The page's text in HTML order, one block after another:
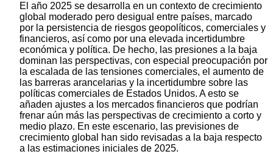
El año 2025 se desarrolla en un contexto de crecimiento
global moderado pero desigual entre países, marcado
por la persistencia de riesgos geopolíticos, comerciales y
financieros, así como por una elevada incertidumbre
económica y política. De hecho, las presiones a la baja
dominan las perspectivas, con especial preocupación por
la escalada de las tensiones comerciales, el aumento de
las barreras arancelarias y la incertidumbre sobre las
políticas comerciales de Estados Unidos. A esto se
añaden ajustes a los mercados financieros que podrían
frenar aún más las perspectivas de crecimiento a corto y
medio plazo. En este escenario, las previsiones de
crecimiento global han sido revisadas a la baja respecto
a las estimaciones iniciales de 2025.